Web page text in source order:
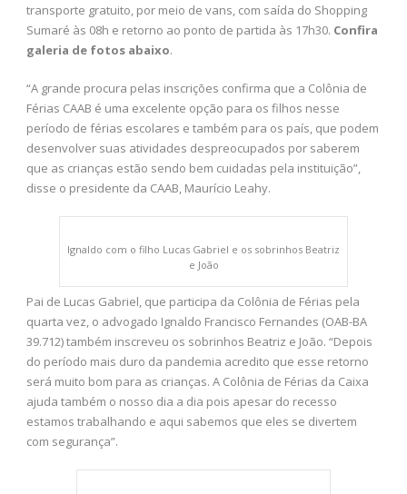
transporte gratuito, por meio de vans, com saída do Shopping
Sumaré às 08h e retorno ao ponto de partida às 17h30. Confira
galeria de fotos abaixo.
“A grande procura pelas inscrições confirma que a Colônia de
Férias CAAB é uma excelente opção para os filhos nesse
período de férias escolares e também para os país, que podem
desenvolver suas atividades despreocupados por saberem
que as crianças estão sendo bem cuidadas pela instituição”,
disse o presidente da CAAB, Maurício Leahy.
Ignaldo com o filho Lucas Gabriel e os sobrinhos Beatriz
e João
Pai de Lucas Gabriel, que participa da Colônia de Férias pela
quarta vez, o advogado Ignaldo Francisco Fernandes (OAB-BA
39.712) também inscreveu os sobrinhos Beatriz e João. “Depois
do período mais duro da pandemia acredito que esse retorno
será muito bom para as crianças. A Colônia de Férias da Caixa
ajuda também o nosso dia a dia pois apesar do recesso
estamos trabalhando e aqui sabemos que eles se divertem
com segurança”.